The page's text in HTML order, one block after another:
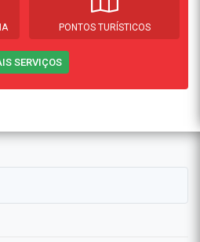
PONTOS TURÍSTICOS
SERVIÇOS